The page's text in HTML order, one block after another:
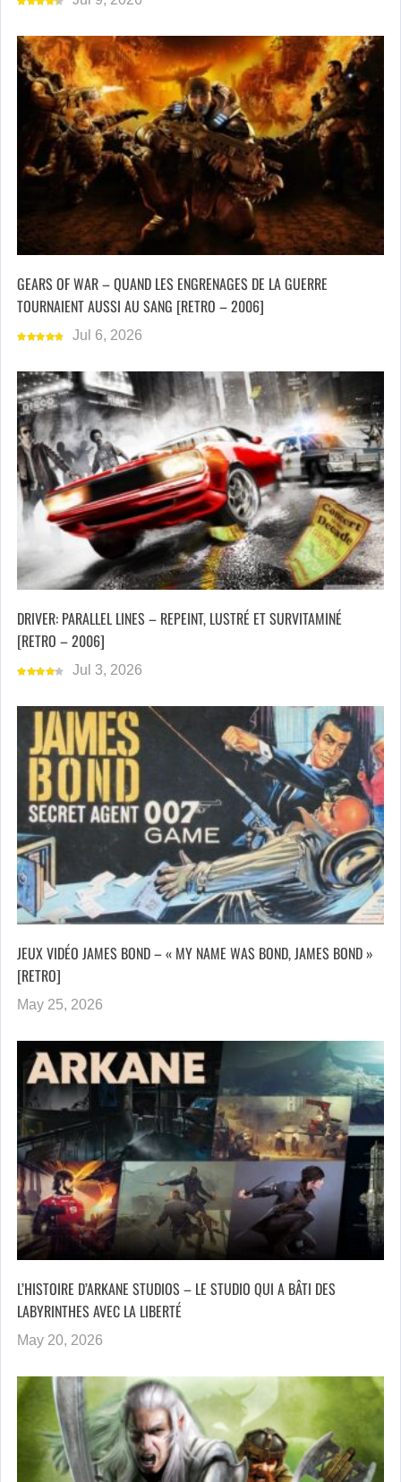
GEARS OF WAR – QUAND LES ENGRENAGES DE LA GUERRE
TOURNAIENT AUSSI AU SANG [RETRO – 2006]
Jul 6, 2026
DRIVER: PARALLEL LINES – REPEINT, LUSTRÉ ET SURVITAMINÉ
[RETRO – 2006]
Jul 3, 2026
JEUX VIDÉO JAMES BOND – « MY NAME WAS BOND, JAMES BOND »
[RETRO]
May 25, 2026
L’HISTOIRE D’ARKANE STUDIOS – LE STUDIO QUI A BÂTI DES
LABYRINTHES AVEC LA LIBERTÉ
May 20, 2026